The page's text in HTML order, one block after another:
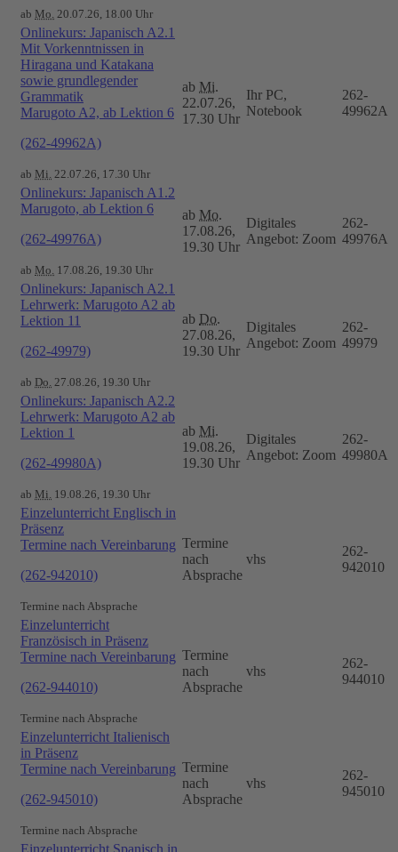
ab Mo. 20.07.26, 18.00 Uhr
Onlinekurs: Japanisch A2.1
Mit Vorkenntnissen in
Hiragana und Katakana
sowie grundlegender
Grammatik
Marugoto A2, ab Lektion 6
(262-49962A)
ab Mi. 22.07.26, 17.30 Uhr
ab Mi.
22.07.26,
17.30 Uhr
Ihr PC,
Notebook
262-
49962A
Onlinekurs: Japanisch A1.2
Marugoto, ab Lektion 6
(262-49976A)
ab Mo. 17.08.26, 19.30 Uhr
ab Mo.
17.08.26,
19.30 Uhr
Digitales
Angebot: Zoom
262-
49976A
Onlinekurs: Japanisch A2.1
Lehrwerk: Marugoto A2 ab
Lektion 11
(262-49979)
ab Do. 27.08.26, 19.30 Uhr
ab Do.
27.08.26,
19.30 Uhr
Digitales
Angebot: Zoom
262-
49979
Onlinekurs: Japanisch A2.2
Lehrwerk: Marugoto A2 ab
Lektion 1
(262-49980A)
ab Mi. 19.08.26, 19.30 Uhr
ab Mi.
19.08.26,
19.30 Uhr
Digitales
Angebot: Zoom
262-
49980A
Einzelunterricht Englisch in
Präsenz
Termine nach Vereinbarung
(262-942010)
Termine nach Absprache
Termine
nach
Absprache
vhs
262-
942010
Einzelunterricht
Französisch in Präsenz
Termine nach Vereinbarung
(262-944010)
Termine nach Absprache
Termine
nach
Absprache
vhs
262-
944010
Einzelunterricht Italienisch
in Präsenz
Termine nach Vereinbarung
(262-945010)
Termine nach Absprache
Termine
nach
Absprache
vhs
262-
945010